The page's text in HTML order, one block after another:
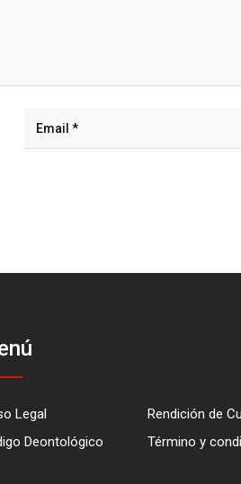
Legal
Rendición de
Deontológico
Término y